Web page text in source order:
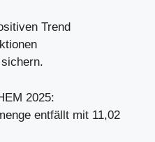
Trend
2025:
entfällt mit 11,02